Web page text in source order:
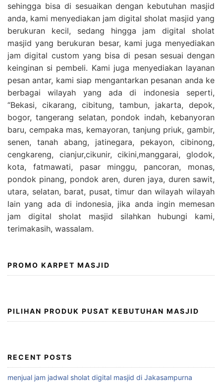
sehingga bisa di sesuaikan dengan kebutuhan masjid
anda, kami menyediakan jam digital sholat masjid yang
berukuran kecil, sedang hingga jam digital sholat
masjid yang berukuran besar, kami juga menyediakan
jam digital custom yang bisa di pesan sesuai dengan
keinginan si pembeli. Kami juga menyediakan layanan
pesan antar, kami siap mengantarkan pesanan anda ke
berbagai wilayah yang ada di indonesia seperti,
“Bekasi, cikarang, cibitung, tambun, jakarta, depok,
bogor, tangerang selatan, pondok indah, kebanyoran
baru, cempaka mas, kemayoran, tanjung priuk, gambir,
senen, tanah abang, jatinegara, pekayon, cibinong,
cengkareng, cianjur,cikunir, cikini,manggarai, glodok,
kota, fatmawati, pasar minggu, pancoran, monas,
pondok pinang, pondok aren, duren jaya, duren sawit,
utara, selatan, barat, pusat, timur dan wilayah wilayah
lain yang ada di indonesia, jika anda ingin memesan
jam digital sholat masjid silahkan hubungi kami,
terimakasih, wassalam.
PROMO KARPET MASJID
PILIHAN PRODUK PUSAT KEBUTUHAN MASJID
RECENT POSTS
menjual jam jadwal sholat digital masjid di Jakasampurna